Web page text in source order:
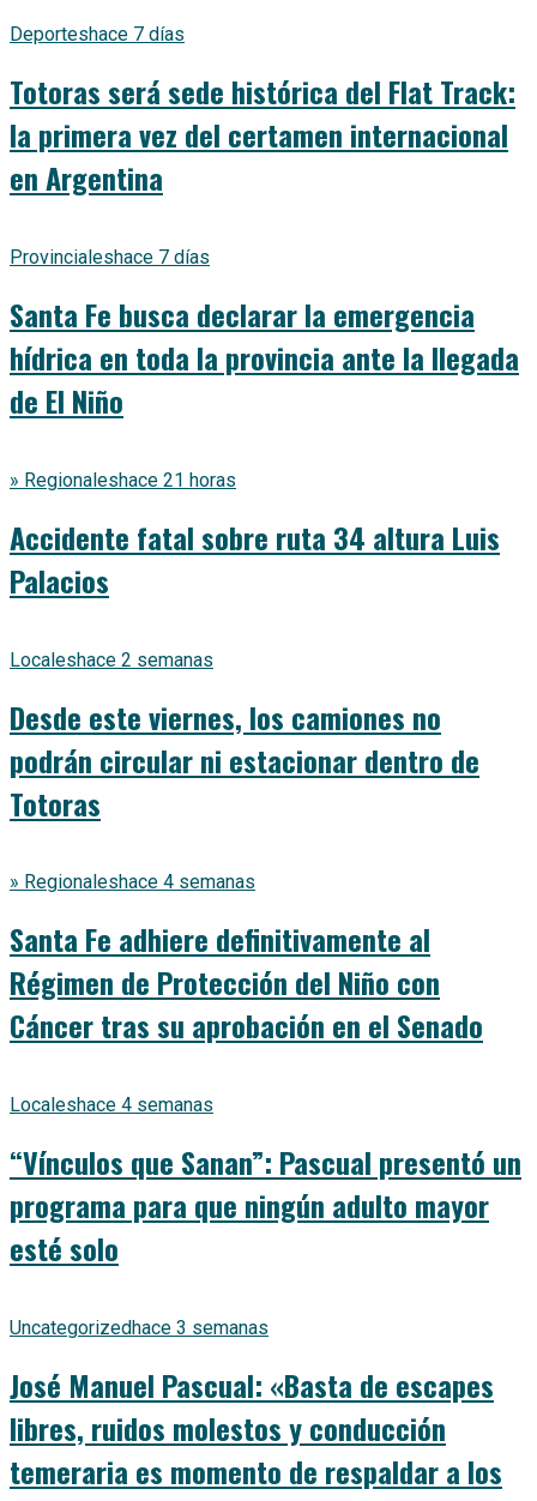
Deporteshace 7 días
Totoras será sede histórica del Flat Track:
la primera vez del certamen internacional
en Argentina
Provincialeshace 7 días
Santa Fe busca declarar la emergencia
hídrica en toda la provincia ante la llegada
de El Niño
» Regionaleshace 21 horas
Accidente fatal sobre ruta 34 altura Luis
Palacios
Localeshace 2 semanas
Desde este viernes, los camiones no
podrán circular ni estacionar dentro de
Totoras
» Regionaleshace 4 semanas
Santa Fe adhiere definitivamente al
Régimen de Protección del Niño con
Cáncer tras su aprobación en el Senado
Localeshace 4 semanas
“Vínculos que Sanan”: Pascual presentó un
programa para que ningún adulto mayor
esté solo
Uncategorizedhace 3 semanas
José Manuel Pascual: «Basta de escapes
libres, ruidos molestos y conducción
temeraria es momento de respaldar a los